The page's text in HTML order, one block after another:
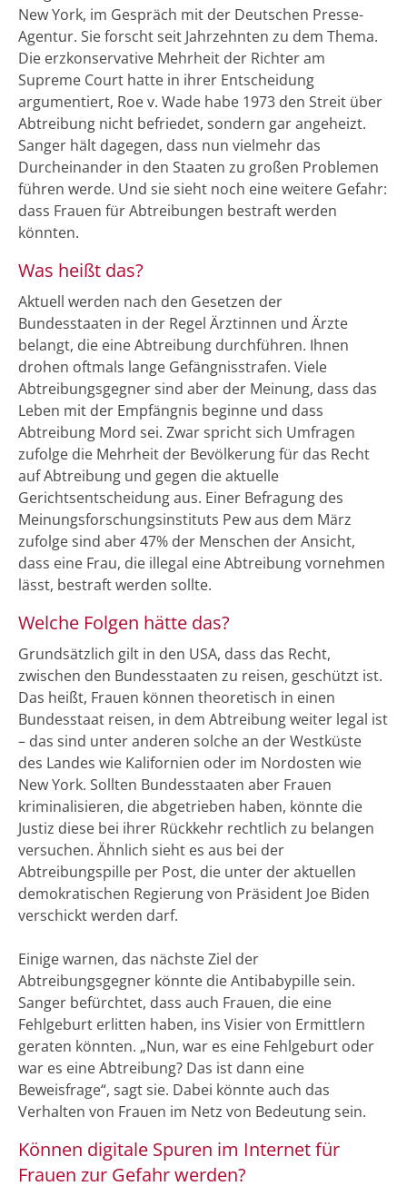
New York, im Gespräch mit der Deutschen Presse-
Agentur. Sie forscht seit Jahrzehnten zu dem Thema.
Die erzkonservative Mehrheit der Richter am
Supreme Court hatte in ihrer Entscheidung
argumentiert, Roe v. Wade habe 1973 den Streit über
Abtreibung nicht befriedet, sondern gar angeheizt.
Sanger hält dagegen, dass nun vielmehr das
Durcheinander in den Staaten zu großen Problemen
führen werde. Und sie sieht noch eine weitere Gefahr:
dass Frauen für Abtreibungen bestraft werden
könnten.
Was heißt das?
Aktuell werden nach den Gesetzen der
Bundesstaaten in der Regel Ärztinnen und Ärzte
belangt, die eine Abtreibung durchführen. Ihnen
drohen oftmals lange Gefängnisstrafen. Viele
Abtreibungsgegner sind aber der Meinung, dass das
Leben mit der Empfängnis beginne und dass
Abtreibung Mord sei. Zwar spricht sich Umfragen
zufolge die Mehrheit der Bevölkerung für das Recht
auf Abtreibung und gegen die aktuelle
Gerichtsentscheidung aus. Einer Befragung des
Meinungsforschungsinstituts Pew aus dem März
zufolge sind aber 47% der Menschen der Ansicht,
dass eine Frau, die illegal eine Abtreibung vornehmen
lässt, bestraft werden sollte.
Welche Folgen hätte das?
Grundsätzlich gilt in den USA, dass das Recht,
zwischen den Bundesstaaten zu reisen, geschützt ist.
Das heißt, Frauen können theoretisch in einen
Bundesstaat reisen, in dem Abtreibung weiter legal ist
– das sind unter anderen solche an der Westküste
des Landes wie Kalifornien oder im Nordosten wie
New York. Sollten Bundesstaaten aber Frauen
kriminalisieren, die abgetrieben haben, könnte die
Justiz diese bei ihrer Rückkehr rechtlich zu belangen
versuchen. Ähnlich sieht es aus bei der
Abtreibungspille per Post, die unter der aktuellen
demokratischen Regierung von Präsident Joe Biden
verschickt werden darf.
Einige warnen, das nächste Ziel der
Abtreibungsgegner könnte die Antibabypille sein.
Sanger befürchtet, dass auch Frauen, die eine
Fehlgeburt erlitten haben, ins Visier von Ermittlern
geraten könnten. „Nun, war es eine Fehlgeburt oder
war es eine Abtreibung? Das ist dann eine
Beweisfrage“, sagt sie. Dabei könnte auch das
Verhalten von Frauen im Netz von Bedeutung sein.
Können digitale Spuren im Internet für
Frauen zur Gefahr werden?